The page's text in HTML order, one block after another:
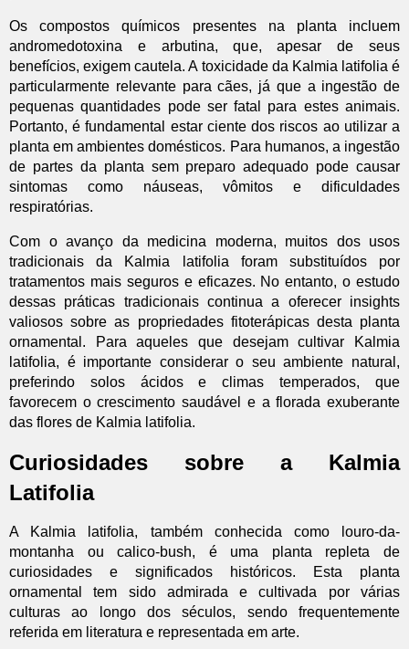
Os compostos químicos presentes na planta incluem
andromedotoxina e arbutina, que, apesar de seus
benefícios, exigem cautela. A toxicidade da Kalmia latifolia é
particularmente relevante para cães, já que a ingestão de
pequenas quantidades pode ser fatal para estes animais.
Portanto, é fundamental estar ciente dos riscos ao utilizar a
planta em ambientes domésticos. Para humanos, a ingestão
de partes da planta sem preparo adequado pode causar
sintomas como náuseas, vômitos e dificuldades
respiratórias.
Com o avanço da medicina moderna, muitos dos usos
tradicionais da Kalmia latifolia foram substituídos por
tratamentos mais seguros e eficazes. No entanto, o estudo
dessas práticas tradicionais continua a oferecer insights
valiosos sobre as propriedades fitoterápicas desta planta
ornamental. Para aqueles que desejam cultivar Kalmia
latifolia, é importante considerar o seu ambiente natural,
preferindo solos ácidos e climas temperados, que
favorecem o crescimento saudável e a florada exuberante
das flores de Kalmia latifolia.
Curiosidades sobre a Kalmia
Latifolia
A Kalmia latifolia, também conhecida como louro-da-
montanha ou calico-bush, é uma planta repleta de
curiosidades e significados históricos. Esta planta
ornamental tem sido admirada e cultivada por várias
culturas ao longo dos séculos, sendo frequentemente
referida em literatura e representada em arte.